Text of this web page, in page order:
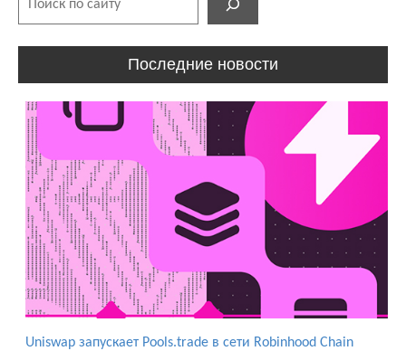
Последние новости
Uniswap запускает Pools.trade в сети Robinhood Chain